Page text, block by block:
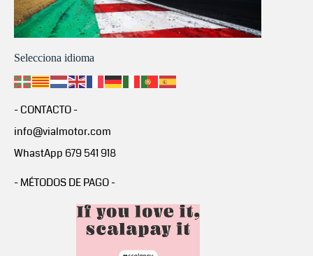
Selecciona idioma
- CONTACTO -
info@vialmotor.com
WhastApp 679 541 918
- MÉTODOS DE PAGO -